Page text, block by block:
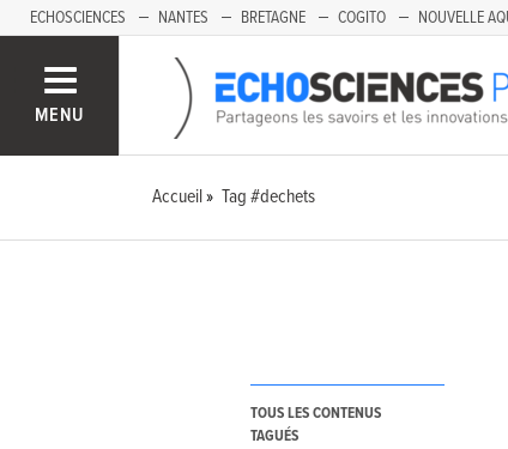
ECHOSCIENCES NANTES BRETAGNE COGITO NOUVELLE
MENU
Accueil Tag #dechets
TOUS LES CONTENUS
TAGUÉS